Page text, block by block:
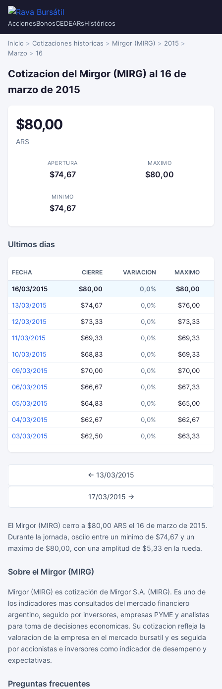
AccionesBonosCEDEARsHistóricos
Inicio Cotizaciones historicas Mirgor (MIRG)
2015
Marzo
16
Cotizacion del Mirgor (MIRG) al 16 de
marzo de 2015
$80,00
ARS
APERTURA
$74,67
MAXIMO
$80,00
MINIMO
$74,67
Ultimos dias
FECHA CIERRE VARIACION MAXIMO
16/03/2015 $80,00 0,0% $80,00
13/03/2015 $74,67 0,0% $76,00
12/03/2015 $73,33 0,0% $73,33
11/03/2015 $69,33 0,0% $69,33
10/03/2015 $68,83 0,0% $69,33
09/03/2015 $70,00 0,0% $70,00
06/03/2015 $66,67 0,0% $67,33
05/03/2015 $64,83 0,0% $65,00
04/03/2015 $62,67 0,0% $62,67
03/03/2015 $62,50 0,0% $63,33
← 13/03/2015
17/03/2015 →
El Mirgor (MIRG) cerro a $80,00 ARS el 16 de marzo de 2015.
Durante la jornada, oscilo entre un minimo de $74,67 y un
maximo de $80,00, con una amplitud de $5,33 en la rueda.
Sobre el Mirgor (MIRG)
Mirgor (MIRG) es cotización de Mirgor S.A. (MIRG). Es uno de
los indicadores mas consultados del mercado financiero
argentino, seguido por inversores, empresas PYME y analistas
para toma de decisiones economicas. Su cotizacion refleja la
valoracion de la empresa en el mercado bursatil y es seguida
por accionistas e inversores como indicador de desempeno y
expectativas.
Preguntas frecuentes